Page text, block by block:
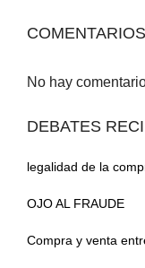
No hay
DEBATES
legalidad de la
OJO AL FRAUDE
Compra y venta